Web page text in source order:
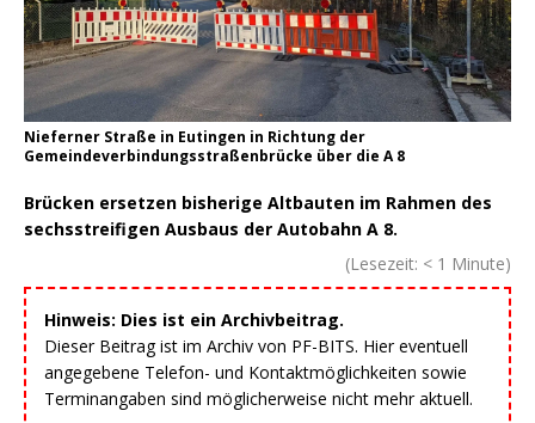
Nieferner Straße in Eutingen in Richtung der
Gemeindeverbindungsstraßenbrücke über die A 8
Brücken ersetzen bisherige Altbauten im Rahmen des
sechsstreifigen Ausbaus der Autobahn A 8.
(Lesezeit: < 1 Minute)
Hinweis: Dies ist ein Archivbeitrag.
Dieser Beitrag ist im Archiv von PF-BITS. Hier eventuell
angegebene Telefon- und Kontaktmöglichkeiten sowie
Terminangaben sind möglicherweise nicht mehr aktuell.